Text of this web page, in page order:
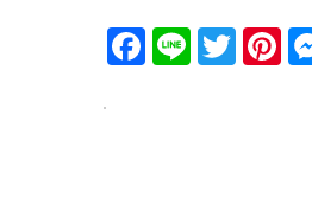
Line